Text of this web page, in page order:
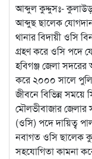
আব্দুল কুদ্দুসঃ-
আব্দুছ ছালেক
থানার বিদায়ী ওসি
গ্রহণ করে ওসি পদে
হবিগঞ্জ জেলা
করে ২০০০ সালে
জীবনে বিভিন্ন সময়ে
মৌলভীবাজার জেলার
(ওসি) পদে দায়িত্ব
নবাগত ওসি ছালেক
সহযোগিতা কামনা